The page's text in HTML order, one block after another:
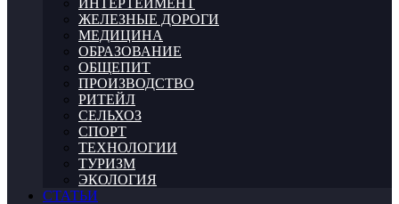
ИНТЕРТЕЙМЕНТ
ЖЕЛЕЗНЫЕ ДОРОГИ
МЕДИЦИНА
ОБРАЗОВАНИЕ
ОБЩЕПИТ
ПРОИЗВОДСТВО
РИТЕЙЛ
СЕЛЬХОЗ
СПОРТ
ТЕХНОЛОГИИ
ТУРИЗМ
ЭКОЛОГИЯ
СТАТЬИ